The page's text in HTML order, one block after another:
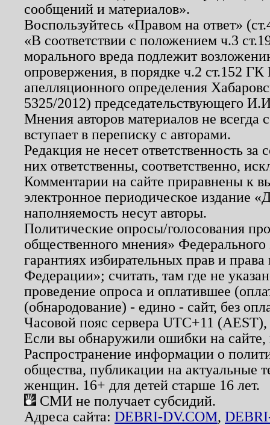
сообщений и материалов».
Воспользуйтесь «Правом на ответ»
«В соответствии с положением ч.3
морального вреда подлежит
опровержения, в порядке ч.2 ст.152
апелляционного определения
5325/2012) председательствующего
Мнения авторов материалов не
вступает в переписку с авторами.
Редакция не несет ответственность
них ответственны, соответственно,
Комментарии на сайте приравнены к
электронное периодическое издание
наполняемость несут авторы.
Политические опросы/голосования
общественного мнения»
гарантиях избирательных прав и
Федерации»; считать, там где не
проведение опроса и оплатившее
(обнародование) - едино - сайт, без
Часовой пояс сервера UTC+11
Если вы обнаружили ошибки на
Распространение информации о
общества, публикации на актуальные
женщин. 16+ для детей старше 16 лет.
СМИ не получает субсидий.
Адреса сайта: DEBRI-DV.COM,